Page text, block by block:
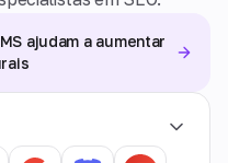
ajudam a aumentar